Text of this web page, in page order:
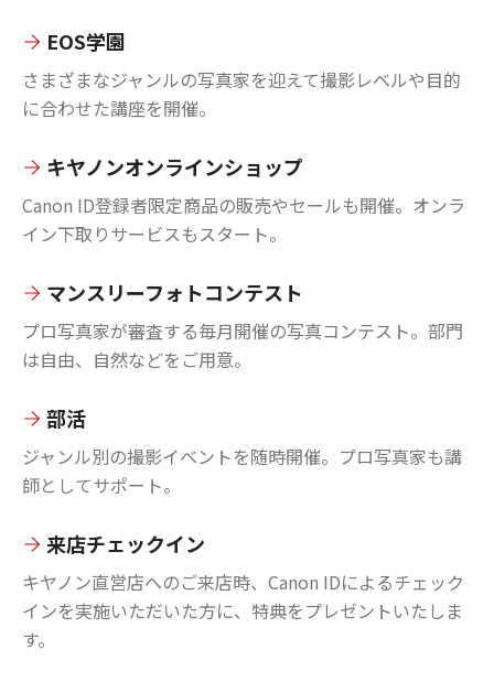
EOS学園
さまざまなジャンルの写真家を迎えて撮影レベルや目的
に合わせた講座を開催。
キヤノンオンラインショップ
Canon ID登録者限定商品の販売やセールも開催。オンラ
イン下取りサービスもスタート。
マンスリーフォトコンテスト
プロ写真家が審査する毎月開催の写真コンテスト。部門
は自由、自然などをご用意。
部活
ジャンル別の撮影イベントを随時開催。プロ写真家も講
師としてサポート。
来店チェックイン
キヤノン直営店へのご来店時、Canon IDによるチェック
インを実施いただいた方に、特典をプレゼントいたしま
す。